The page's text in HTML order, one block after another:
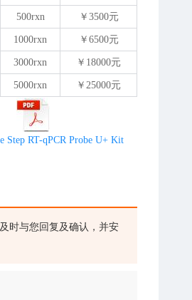
500rxn ￥3500元
1000rxn ￥6500元
3000rxn ￥18000元
5000rxn ￥25000元
Step RT-qPCR Probe U+ Kit
时与您回复及确认，并安